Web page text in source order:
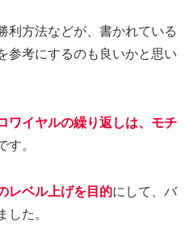
利方法などが、書かれている
参考にするのも良いかと思い
ワイヤルの繰り返しは、モチ
す。
レベル上げを目的にして、バ
した。